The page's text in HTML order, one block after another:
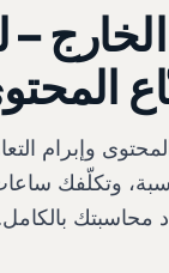
–
وإبرام
وتكلّفك
محاسبتك